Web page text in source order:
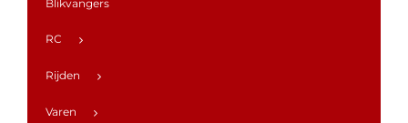
Blikvangers
RC
Rijden
Varen